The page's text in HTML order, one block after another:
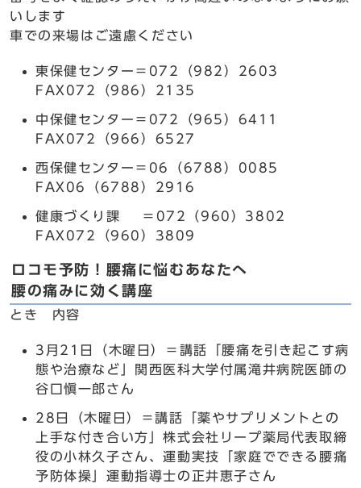
いします
車での来場はご遠慮ください
東保健センター＝072（982）2603
FAX072（986）2135
中保健センター＝072（965）6411
FAX072（966）6527
西保健センター＝06（6788）0085
FAX06（6788）2916
健康づくり課 ＝072（960）3802
FAX072（960）3809
ロコモ予防！腰痛に悩むあなたへ
腰の痛みに効く講座
とき 内容
3月21日（木曜日）＝講話「腰痛を引き起こす病
態や治療など」関西医科大学付属滝井病院医師の
谷口愼一郎さん
28日（木曜日）＝講話「薬やサプリメントとの
上手な付き合い方」株式会社リープ薬局代表取締
役の小林久子さん、運動実技「家庭でできる腰痛
予防体操」運動指導士の正井恵子さん